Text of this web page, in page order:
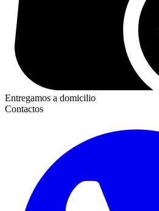
Entregamos a domicilio
Contactos